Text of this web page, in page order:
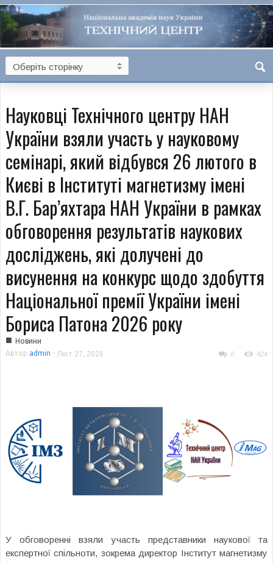
Науковці Технічного центру НАН
України взяли участь у науковому
семінарі, який відбувся 26 лютого в
Києві в Інституті магнетизму імені
В.Г. Бар’яхтара НАН України в рамках
обговорення результатів наукових
досліджень, які долучені до
висунення на конкурс щодо здобуття
Національної премії України імені
Бориса Патона 2026 року
■ Новини
Автор admin - Лют 27, 2026 0 424
У обговоренні взяли участь представники наукової та
експертної спільноти, зокрема директор Інститут магнетизму